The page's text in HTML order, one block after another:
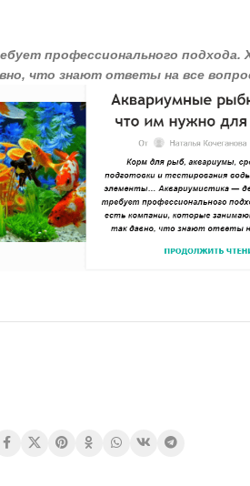
профессионального подхода.
что знают ответы на все